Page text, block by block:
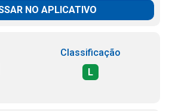
NO APLICATIVO
Classificação
L